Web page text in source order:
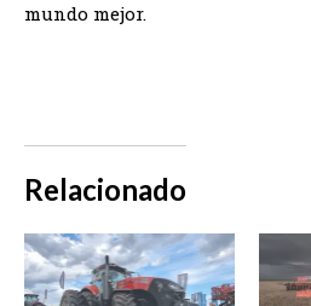
mundo mejor.
Relacionado